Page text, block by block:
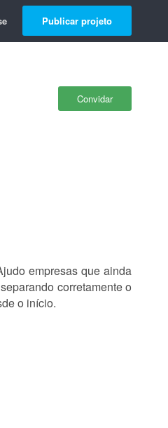
Publicar projeto
Convidar
empresas que ainda
corretamente o
o início.